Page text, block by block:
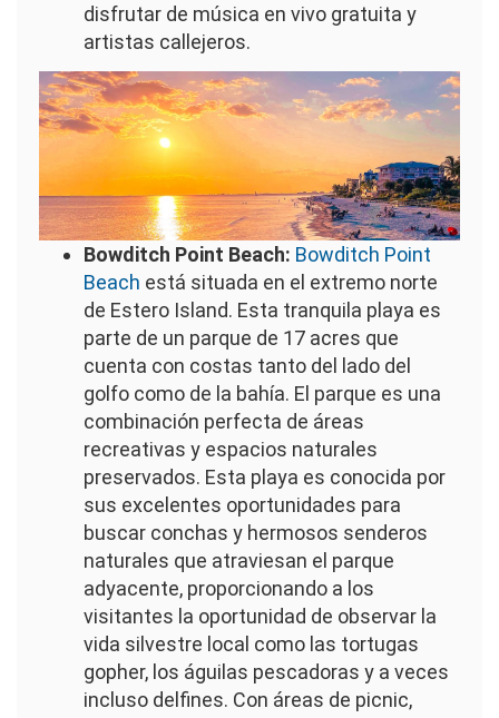
disfrutar de música en vivo gratuita y
artistas callejeros.
Imagen
Bowditch Point Beach: Bowditch Point
Beach está situada en el extremo norte
de Estero Island. Esta tranquila playa es
parte de un parque de 17 acres que
cuenta con costas tanto del lado del
golfo como de la bahía. El parque es una
combinación perfecta de áreas
recreativas y espacios naturales
preservados. Esta playa es conocida por
sus excelentes oportunidades para
buscar conchas y hermosos senderos
naturales que atraviesan el parque
adyacente, proporcionando a los
visitantes la oportunidad de observar la
vida silvestre local como las tortugas
gopher, los águilas pescadoras y a veces
incluso delfines. Con áreas de picnic,